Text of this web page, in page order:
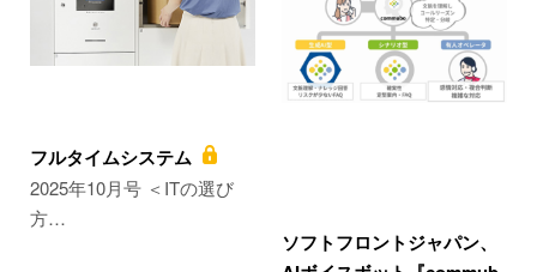
フルタイムシステム
2025年10月号 ＜ITの選び
方…
ソフトフロントジャパン、